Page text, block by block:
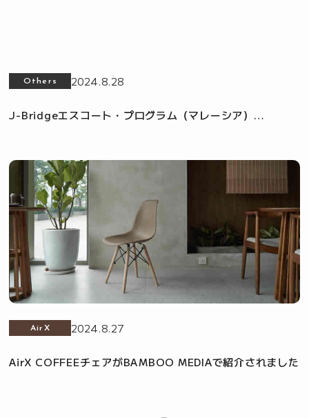
Others 2024.8.28
J-Bridgeエスコート・プログラム（マレーシア）
AirX 2024.8.27
AirX COFFEEチェアがBAMBOO MEDIAで紹介されました